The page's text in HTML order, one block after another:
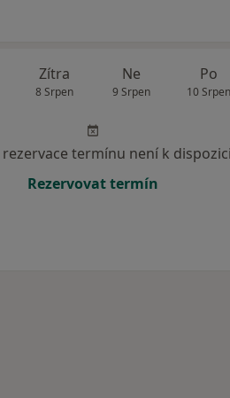
Zítra
8 Srpen
Ne
9 Srpen
Po
10 Srpen
termínu není k dispozici
Rezervovat termín